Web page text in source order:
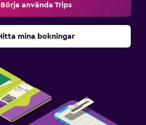
Börja använda Trips
mina bokningar